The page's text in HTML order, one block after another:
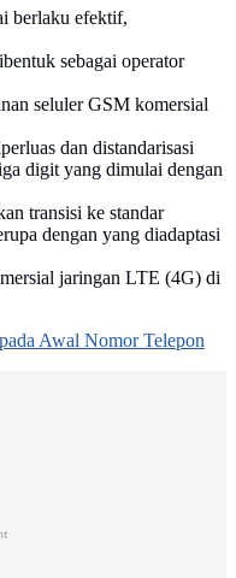
berlaku efektif,
sebagai operator
seluler GSM komersial
dan distandarisasi
digit yang dimulai dengan
transisi ke standar
dengan yang diadaptasi
jaringan LTE (4G) di
Awal Nomor Telepon